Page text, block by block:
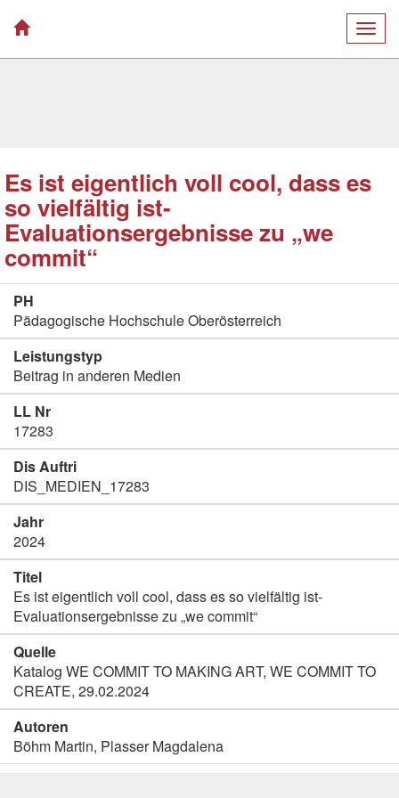
Es ist eigentlich voll cool, dass es
so vielfältig ist-
Evaluationsergebnisse zu „we
commit“
PH
Pädagogische Hochschule Oberösterreich
Leistungstyp
Beitrag in anderen Medien
LL Nr
17283
Dis Auftri
DIS_MEDIEN_17283
Jahr
2024
Titel
Es ist eigentlich voll cool, dass es so vielfältig ist-
Evaluationsergebnisse zu „we commit“
Quelle
Katalog WE COMMIT TO MAKING ART, WE COMMIT TO
CREATE, 29.02.2024
Autoren
Böhm Martin, Plasser Magdalena